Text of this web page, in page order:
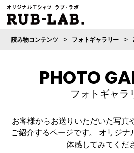
読み物コンテンツ > フォトギャラリー >
PHOTO
フォトギャラ
お客様からお送りいただいた写真
ご紹介するページです。
オリジナ
体感してみてくだ